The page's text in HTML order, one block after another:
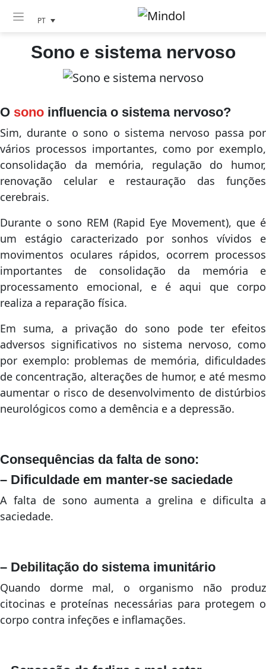
PT
Sono e sistema nervoso
O sono influencia o sistema nervoso?
Sim, durante o sono o sistema nervoso passa por
vários processos importantes, como por exemplo,
consolidação da memória, regulação do humor,
renovação celular e restauração das funções
cerebrais.
Durante o sono REM (Rapid Eye Movement), que é
um estágio caracterizado por sonhos vívidos e
movimentos oculares rápidos, ocorrem processos
importantes de consolidação da memória e
processamento emocional, e é aqui que corpo
realiza a reparação física.
Em suma, a privação do sono pode ter efeitos
adversos significativos no sistema nervoso, como
por exemplo: problemas de memória, dificuldades
de concentração, alterações de humor, e até mesmo
aumentar o risco de desenvolvimento de distúrbios
neurológicos como a demência e a depressão.
Consequências da falta de sono:
– Dificuldade em manter-se saciedade
A falta de sono aumenta a grelina e dificulta a
saciedade.
– Debilitação do sistema imunitário
Quando dorme mal, o organismo não produz
citocinas e proteínas necessárias para protegem o
corpo contra infeções e inflamações.